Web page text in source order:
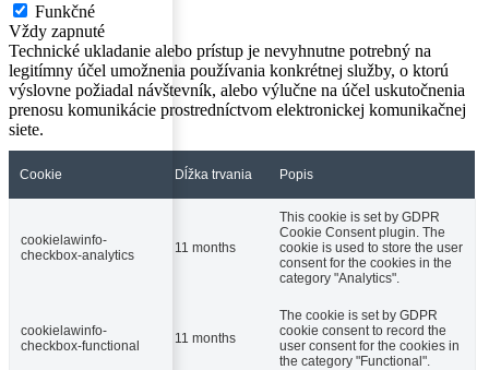
Funkčné
Vždy zapnuté
Technické ukladanie alebo prístup je nevyhnutne potrebný na
legitímny účel umožnenia používania konkrétnej služby, o ktorú
výslovne požiadal návštevník, alebo výlučne na účel uskutočnenia
prenosu komunikácie prostredníctvom elektronickej komunikačnej
siete.
Cookie Dĺžka trvania Popis
cookielawinfo-
checkbox-analytics
11 months
This cookie is set by GDPR
Cookie Consent plugin. The
cookie is used to store the user
consent for the cookies in the
category "Analytics".
cookielawinfo-
checkbox-functional
11 months
The cookie is set by GDPR
cookie consent to record the
user consent for the cookies in
the category "Functional".